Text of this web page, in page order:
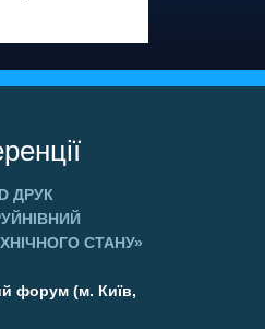
ДРУК
СТАНУ»
форум (м. Київ,